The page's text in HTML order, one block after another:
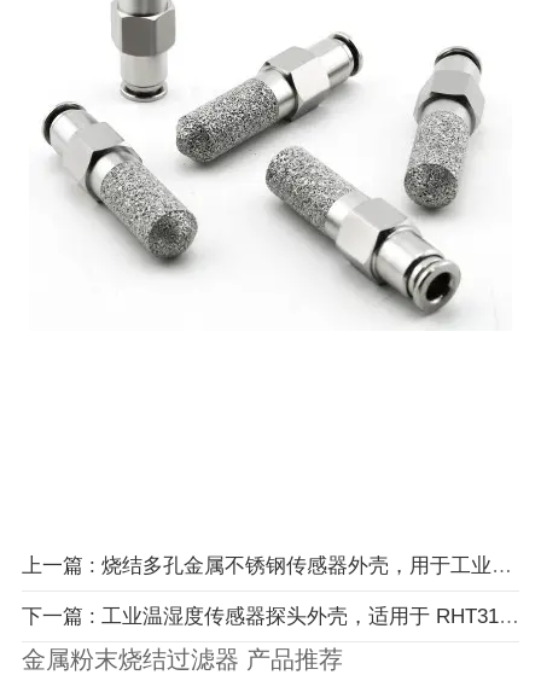
上一篇 : 烧结多孔金属不锈钢传感器外壳，用于工业温度和湿度变送器
下一篇 : 工业温湿度传感器探头外壳，适用于 RHT31、RHT20、RHT21、RHT85
金属粉末烧结过滤器 产品推荐